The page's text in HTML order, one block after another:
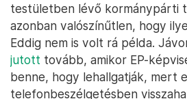
testületben lévő kormánypárti
azonban valószínűtlen, hogy
Eddig nem is volt rá példa.
jutott tovább, amikor EP-
benne, hogy lehallgatják, mert
telefonbeszélgetésben